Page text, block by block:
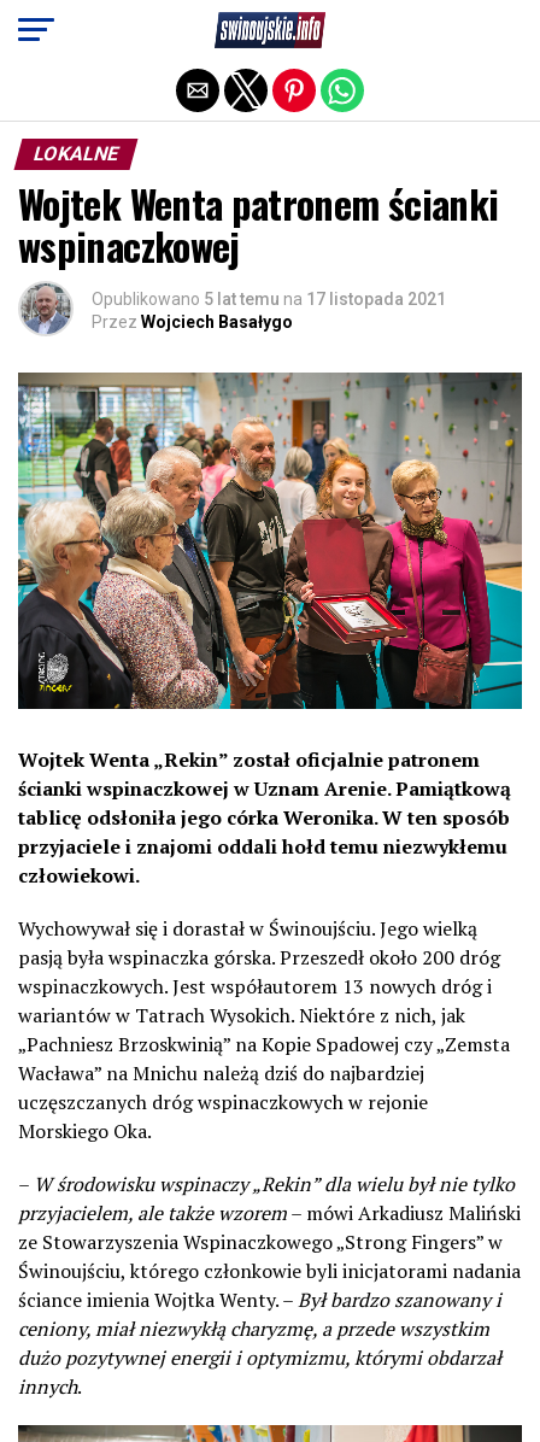
LOKALNE
Wojtek Wenta patronem ścianki
wspinaczkowej
Opublikowano 5 lat temu na 17 listopada 2021
Przez Wojciech Basałygo
Wojtek Wenta „Rekin” został oficjalnie patronem
ścianki wspinaczkowej w Uznam Arenie. Pamiątkową
tablicę odsłoniła jego córka Weronika. W ten sposób
przyjaciele i znajomi oddali hołd temu niezwykłemu
człowiekowi.
Wychowywał się i dorastał w Świnoujściu. Jego wielką
pasją była wspinaczka górska. Przeszedł około 200 dróg
wspinaczkowych. Jest współautorem 13 nowych dróg i
wariantów w Tatrach Wysokich. Niektóre z nich, jak
„Pachniesz Brzoskwinią” na Kopie Spadowej czy „Zemsta
Wacława” na Mnichu należą dziś do najbardziej
uczęszczanych dróg wspinaczkowych w rejonie
Morskiego Oka.
– W środowisku wspinaczy „Rekin” dla wielu był nie tylko
przyjacielem, ale także wzorem– mówi Arkadiusz Maliński
ze Stowarzyszenia Wspinaczkowego „Strong Fingers” w
Świnoujściu, którego członkowie byli inicjatorami nadania
ściance imienia Wojtka Wenty. –Był bardzo szanowany i
ceniony, miał niezwykłą charyzmę, a przede wszystkim
dużo pozytywnej energii i optymizmu, którymi obdarzał
innych.
Exit mobile version